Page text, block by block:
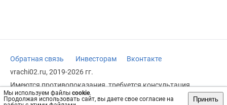
Мы используем файлы cookie.
Продолжая использовать сайт, вы даете свое согласие на
Принять
Обратная связь Инвесторам
Вконтакте
vrachi02.ru, 2019-2026 гг.
Имеются противопоказания, требуется консультация
специалиста. Информация, представленная на сайте, не
может быть использована для постановки диагноза,